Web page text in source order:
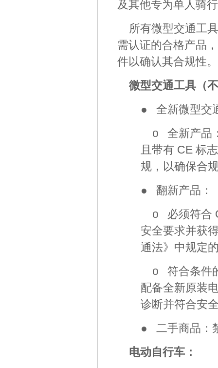
及其他专为单人骑
所有微型交通工
需认证的合格产品
件以确认其合规性。
微型交通工具（
● 全新微型交
o 全新产品
且带有 CE 标
规，以确保合
● 翻新产品：
o 必须符合
安全要求并获
通法》中规定
o 符合条件
配备全新原装
诊断并符合安
● 二手商品：
电动自行车：